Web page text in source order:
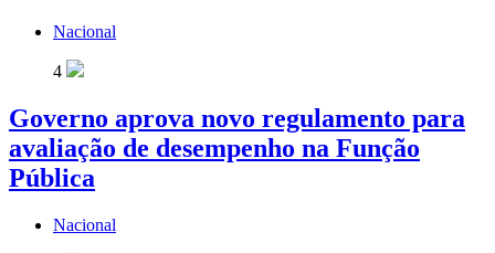
Nacional
4
Governo aprova novo regulamento para
avaliação de desempenho na Função
Pública
Nacional